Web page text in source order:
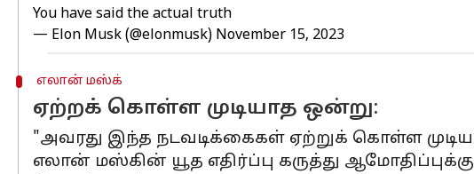
You have said the actual truth
— Elon Musk (@elonmusk) November 15, 2023
எலான் மஸ்க்
ஏற்றக் கொள்ள முடியாத ஒன்று:
"அவரது இந்த நடவடிக்கைகள் ஏற்றுக் கொள்ள
எலான் மஸ்கின் யூத எதிர்ப்பு கருத்து